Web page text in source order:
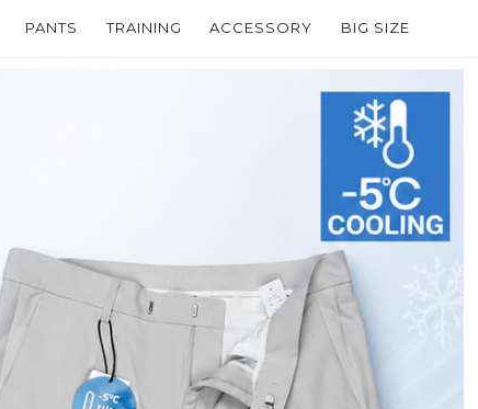
PANTS TRAINING ACCESSORY BIG SIZE